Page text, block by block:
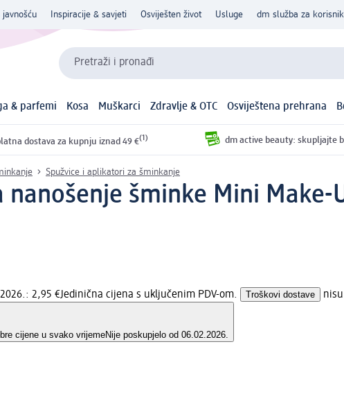
javnošću Inspiracije & savjeti Osviješten život Usluge dm služba za
Pretraži i pronađi
& parfemi Kosa Muškarci Zdravlje & OTC Osviještena prehrana
dostava za kupnju iznad 49 €(1) dm active beauty: skupljajte
Spužvice i aplikatori za šminkanje
nanošenje šminke Mini Make-
2,95 €Jedinična cijena s uključenim PDV-om. Troškovi dostave
cijene u svako vrijemeNije poskupjelo od 06.02.2026.